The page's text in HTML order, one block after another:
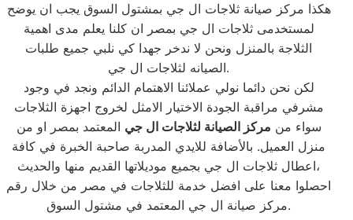
هكذا مركز صيانة ثلاجات ال جي بمشتول السوق يجب ان يوضح
لمستخدمى ثلاجات ال جي بمصر ان كلنا يعلم مدى اهمية
الثلاجة بالمنزل ونحن لا ندخر جهدا كي نلبي جميع طلبات
الصيانه لثلاجات ال جي.
لكن نحن دائما نولي عملائنا الاهتمام الدائم ونجد في وجود
مشرفي مراقبة الجودة الاختيار الامثل لخروج اجهزة الثلاجات
سواء من مركز الصيانة لثلاجات ال جي المعتمد بمصر او من
منزل العميل. بالأضافة للايدي المدربة صاحبة الخبرة في كافة
اعطال ثلاجات ال جي بجميع موديلاتها القديم منها والحديث،
احصلوا معنا على افضل خدمة للثلاجات في مصر من خلال رقم
مركز صيانة ال جي المعتمد في مشتول السوق.